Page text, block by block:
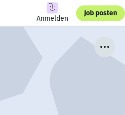
Anmelden
Job posten